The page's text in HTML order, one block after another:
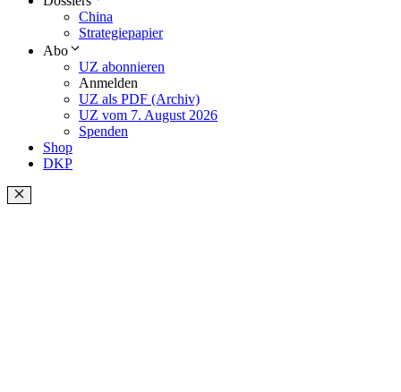
China
Strategiepapier
Abo
UZ abonnieren
Anmelden
UZ als PDF (Archiv)
UZ vom 7. August 2026
Spenden
Shop
DKP
Schließen